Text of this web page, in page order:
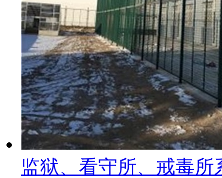
监狱、看守所、戒毒